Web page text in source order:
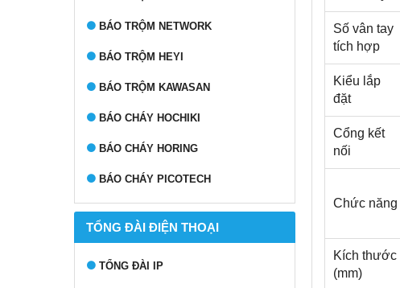
BÁO TRỘM NETWORK
BÁO TRỘM HEYI
BÁO TRỘM KAWASAN
BÁO CHÁY HOCHIKI
BÁO CHÁY HORING
BÁO CHÁY PICOTECH
TỔNG ĐÀI ĐIỆN THOẠI
TỔNG ĐÀI IP
Số vân tay
tích hợp
Kiểu lắp
đặt
Cổng kết
nối
Chức năng
Kích thước
(mm)